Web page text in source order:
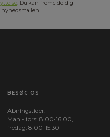
. Du kan fremelde dig
nyhedsmailen.
BESØG OS
Åbningstider:
Man - tors: 8.00-16.00,
fredag: 8.00-15.30